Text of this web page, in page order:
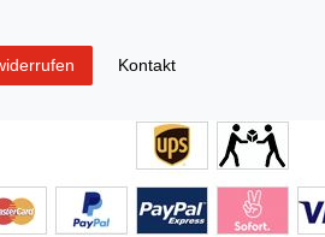
Kontakt